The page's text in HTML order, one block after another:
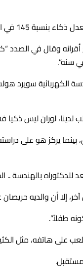
145 في المئة.
وقال في
سنه”.
سويرد
لوران ليس ذكيا
يركز هو على
إلا أن والديه حريصان
طفلاً”.
على هاتفه، مثل